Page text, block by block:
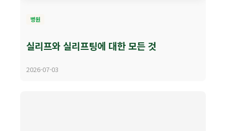
병원
실리프와 실리프팅에 대한 모든 것
2026-07-03